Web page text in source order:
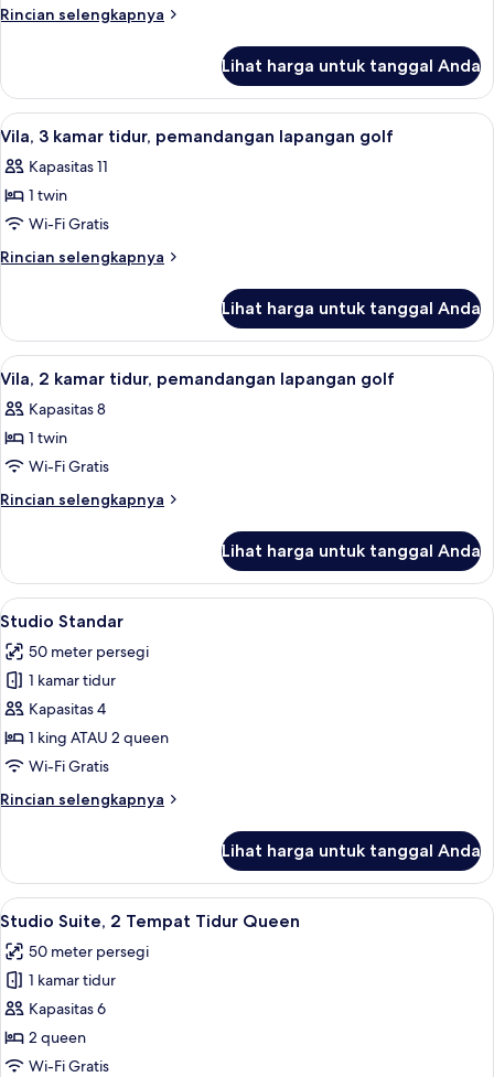
2
pemandangan
kolam
renang
Rincian selengkapnya
Rincian
Vila,
kamar
pemandangan
kolam
Lihat harga untuk tanggal Anda
Lihat
semua
foto
untuk
Vila,
3
pemandangan
lapangan
golf
11
Vila, 3 kamar tidur, pemandangan lapangan golf
Kapasitas 11
1 twin
Wi-Fi Gratis
Rincian selengkapnya
Rincian
Vila,
kamar
pemandangan
lapangan
Lihat harga untuk tanggal Anda
Lihat
semua
foto
untuk
Vila,
2
pemandangan
lapangan
golf
8
Vila, 2 kamar tidur, pemandangan lapangan golf
Kapasitas 8
1 twin
Wi-Fi Gratis
Rincian selengkapnya
Rincian
Vila,
kamar
pemandangan
lapangan
Lihat harga untuk tanggal Anda
Lihat
semua
foto
untuk
Studio
Standar
Brankas, ruang kerja ramah laptop,
9
Studio Standar
50 meter persegi
1 kamar tidur
Kapasitas 4
1 king ATAU 2 queen
Wi-Fi Gratis
Rincian selengkapnya
Rincian
Studio
Standar
Lihat harga untuk tanggal Anda
Lihat
semua
foto
untuk
Studio
Suite,
2
Brankas, ruang kerja ramah laptop,
6
Studio Suite, 2 Tempat Tidur Queen
50 meter persegi
1 kamar tidur
Kapasitas 6
2 queen
Wi-Fi Gratis